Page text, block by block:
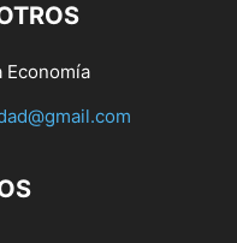
Economía